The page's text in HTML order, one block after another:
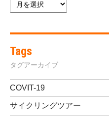
Tags
タグアーカイブ
COVIT-19
サイクリングツアー